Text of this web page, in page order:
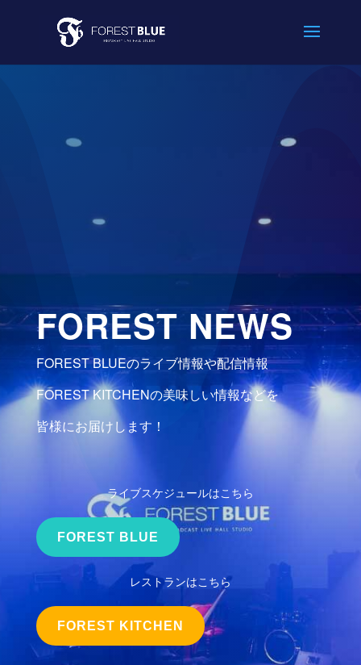
FOREST NEWS
FOREST BLUEのライブ情報や配信情報
FOREST KITCHENの美味しい情報などを
皆様にお届けします！
ライブスケジュールはこちら
FOREST BLUE
レストランはこちら
FOREST KITCHEN